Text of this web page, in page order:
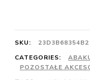
SKU:
23D3B68354B2
CATEGORIES:
POZOSTAŁE